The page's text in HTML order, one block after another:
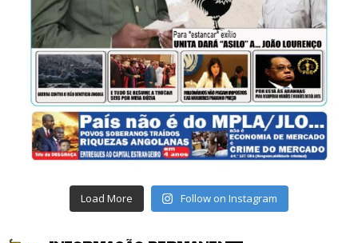
Load More Follow on Instagram